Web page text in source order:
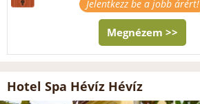
Jelentkezz be a jobb árért!
Megnézem >>
Hotel Spa Hévíz Hévíz